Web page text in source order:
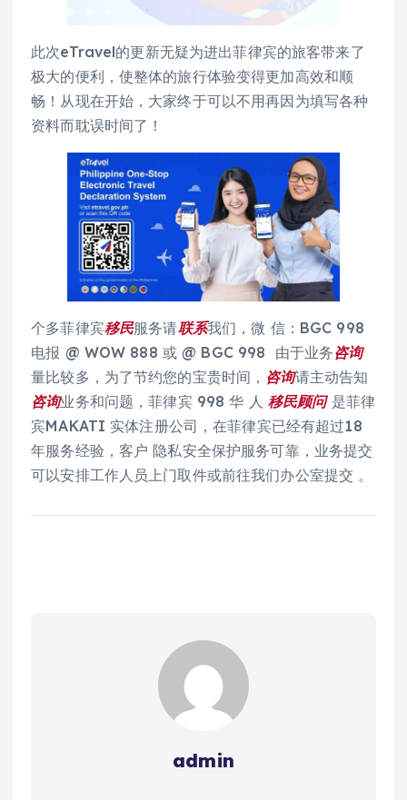
此次eTravel的更新无疑为进出菲律宾的旅客带来了
极大的便利，使整体的旅行体验变得更加高效和顺
畅！从现在开始，大家终于可以不用再因为填写各种
资料而耽误时间了！
个多菲律宾移民服务请联系我们，微 信：BGC 998
电报 @ WOW 888 或 @ BGC 998 由于业务咨询
量比较多，为了节约您的宝贵时间， 咨询请主动告知
咨询业务和问题，菲律宾 998 华 人 移民顾问是菲律
宾MAKATI 实体注册公司，在菲律宾已经有超过18
年服务经验，客户 隐私安全保护服务可靠，业务提交
可以安排工作人员上门取件或前往我们办公室提交 。
admin